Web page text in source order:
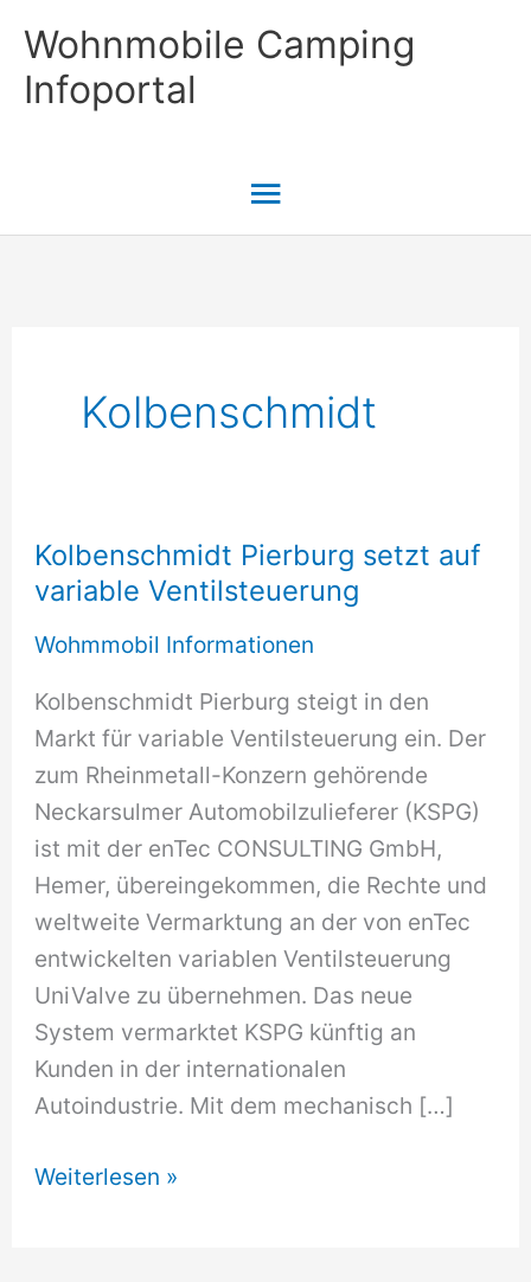
Inhalt
springen
Wohnmobile Camping
Infoportal
Hauptmenü
Kolbenschmidt
Kolbenschmidt Pierburg setzt auf
variable Ventilsteuerung
Wohmmobil Informationen
Kolbenschmidt Pierburg steigt in den
Markt für variable Ventilsteuerung ein. Der
zum Rheinmetall-Konzern gehörende
Neckarsulmer Automobilzulieferer (KSPG)
ist mit der enTec CONSULTING GmbH,
Hemer, übereingekommen, die Rechte und
weltweite Vermarktung an der von enTec
entwickelten variablen Ventilsteuerung
UniValve zu übernehmen. Das neue
System vermarktet KSPG künftig an
Kunden in der internationalen
Autoindustrie. Mit dem mechanisch […]
Kolbenschmidt
Weiterlesen »